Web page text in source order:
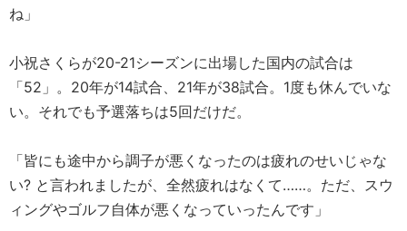
ね」
小祝さくらが20-21シーズンに出場した国内の試合は
「52」。20年が14試合、21年が38試合。1度も休んでいな
い。それでも予選落ちは5回だけだ。
「皆にも途中から調子が悪くなったのは疲れのせいじゃな
い? と言われましたが、全然疲れはなくて……。ただ、スウ
ィングやゴルフ自体が悪くなっていったんです」